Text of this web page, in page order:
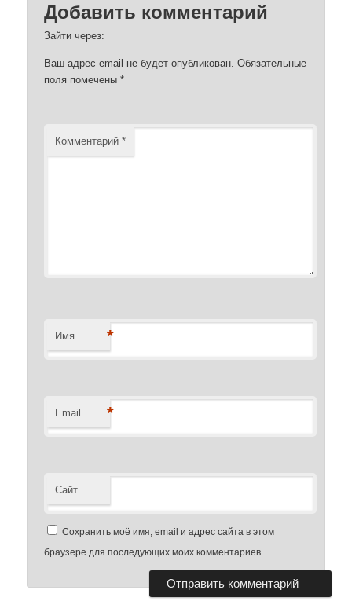
Добавить комментарий
Зайти через:
Ваш адрес email не будет опубликован. Обязательные
поля помечены*
Комментарий*
Имя *
Email *
Сайт
Сохранить моё имя, email и адрес сайта в этом
браузере для последующих моих комментариев.